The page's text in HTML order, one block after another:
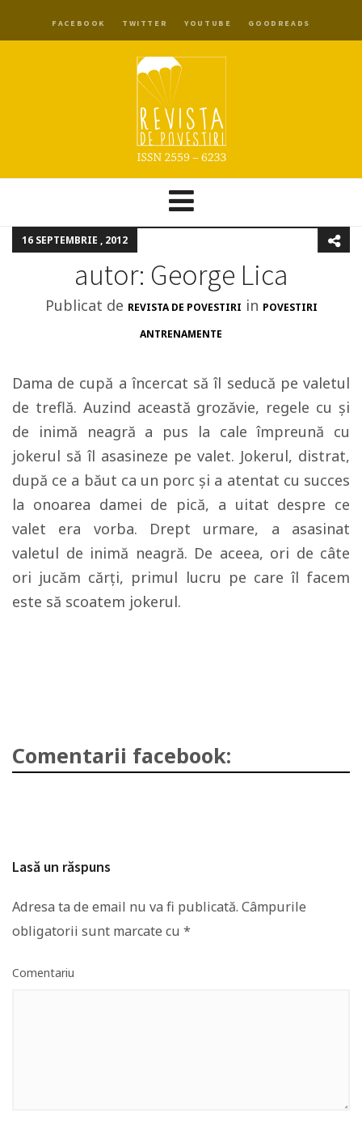
FACEBOOK TWITTER YOUTUBE GOODREADS
16 SEPTEMBRIE , 2012
autor: George Lica
Publicat de REVISTA DE POVESTIRI in POVESTIRI
ANTRENAMENTE
Dama de cupă a încercat să îl seducă pe valetul
de treflă. Auzind această grozăvie, regele cu şi
de inimă neagră a pus la cale împreună cu
jokerul să îl asasineze pe valet. Jokerul, distrat,
după ce a băut ca un porc şi a atentat cu succes
la onoarea damei de pică, a uitat despre ce
valet era vorba. Drept urmare, a asasinat
valetul de inimă neagră. De aceea, ori de câte
ori jucăm cărţi, primul lucru pe care îl facem
este să scoatem jokerul.
Comentarii facebook:
Lasă un răspuns
Adresa ta de email nu va fi publicată. Câmpurile
obligatorii sunt marcate cu *
Comentariu